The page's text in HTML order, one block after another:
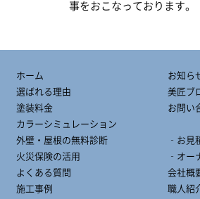
事をおこなっております。
ホーム
選ばれる理由
塗装料金
カラーシミュレーション
外壁・屋根の無料診断
火災保険の活用
よくある質問
施工事例
お知ら
美匠ブ
お問い
‐お見
‐オー
会社概
職人紹